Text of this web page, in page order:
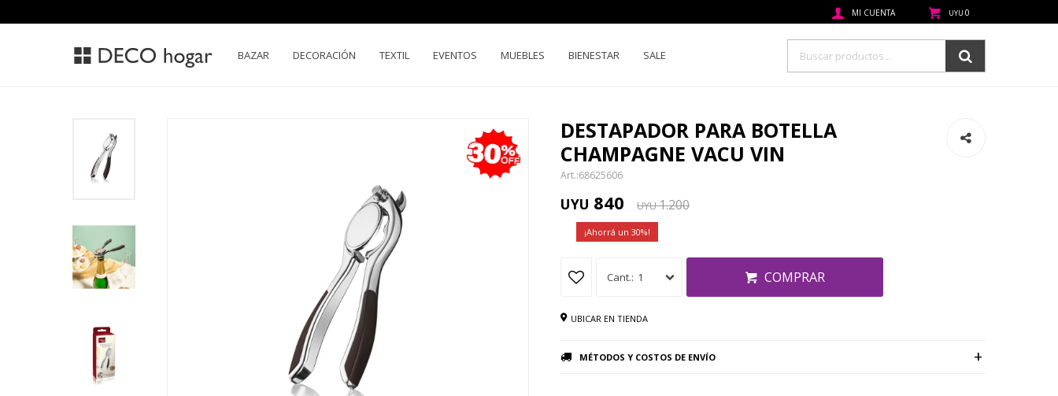
BAZAR DECORACIÓN TEXTIL EVENTOS MUEBLES BIENESTAR SALE
UYU 0
DESTAPADOR PARA BOTELLA
CHAMPAGNE VACU VIN
68625606
UYU 840 UYU1.200
30
1 COMPRAR
UBICAR EN TIENDA
MÉTODOS Y COSTOS DE ENVÍO